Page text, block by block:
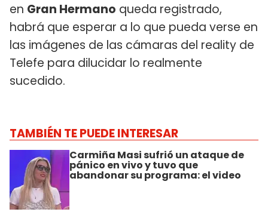
en Gran Hermano queda registrado,
habrá que esperar a lo que pueda verse en
las imágenes de las cámaras del reality de
Telefe para dilucidar lo realmente
sucedido.
TAMBIÉN TE PUEDE INTERESAR
Carmiña Masi sufrió un ataque de
pánico en vivo y tuvo que
abandonar su programa: el video